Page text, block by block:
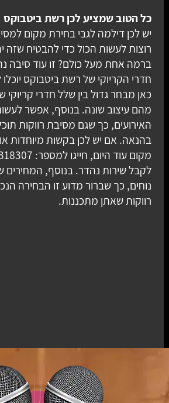
כל הטוב שמציע לכן רשת ביטבוקס
יש לכן דילמה לגבי בחירת מקום
רוצות לעשות הכול כדי להבטיח שזה
ברמה אחת מעל כולם? זו עוד סיבה
חדרי הקריוקי של רשת ביטבוקס
כאן מבחר גדול בין שלל חדרי קריוקי
מהם עיצוב שונה. בנוסף, אפשר
האירועים, כך שגם מסיבת רווקות
בהנאה. אם יש לכן בקשות מיוחדות
לקבל שירות נהדר. בנוסף, המחירים
נוחים, כך שברור מדוע זו הבחירה
רווקות שאתן מתכננות.